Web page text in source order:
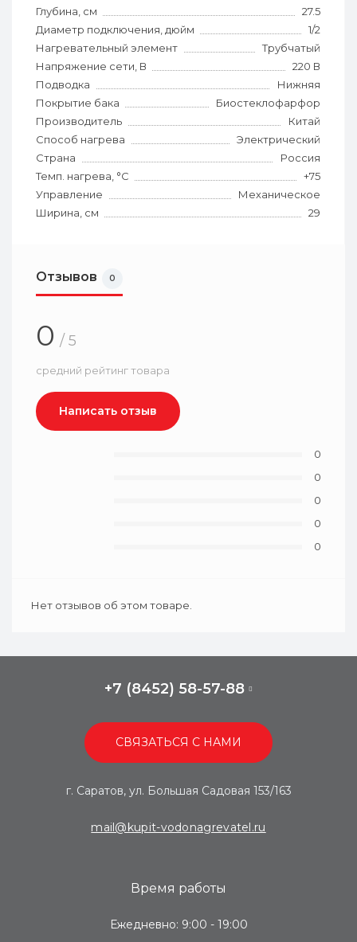
Глубина, см
27.5
Диаметр подключения, дюйм
1/2
Нагревательный элемент
Трубчатый
Напряжение сети, В
220 В
Подводка
Нижняя
Покрытие бака
Биостеклофарфор
Производитель
Китай
Способ нагрева
Электрический
Страна
Россия
Темп. нагрева, °С
+75
Управление
Механическое
Ширина, см
29
Отзывов 0
0 / 5
средний рейтинг товара
Написать отзыв
0
0
0
0
0
Нет отзывов об этом товаре.
+7 (8452) 58-57-88
СВЯЗАТЬСЯ С НАМИ
г. Саратов, ул. Большая Садовая 153/163
mail@kupit-vodonagrevatel.ru
Время работы
Ежедневно: 9:00 - 19:00